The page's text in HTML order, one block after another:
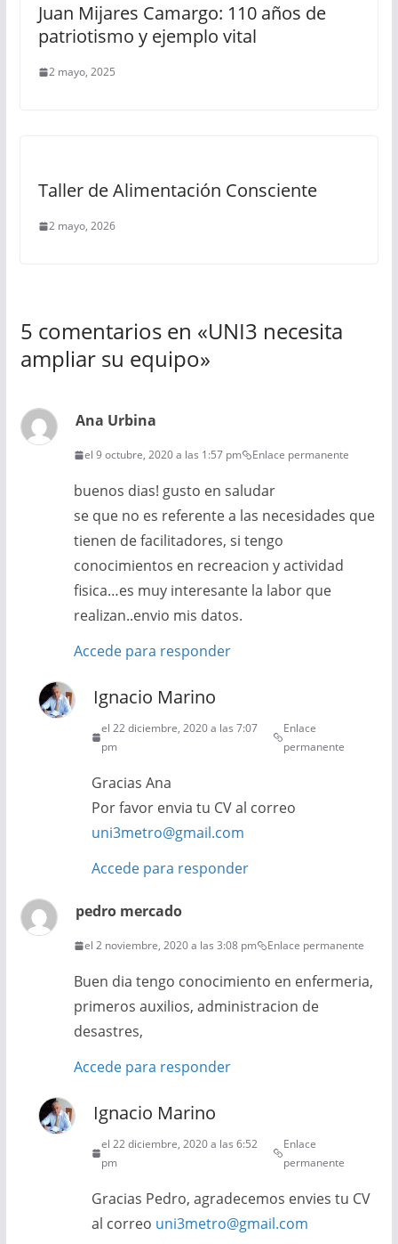
Juan Mijares Camargo: 110 años de
patriotismo y ejemplo vital
2 mayo, 2025
Taller de Alimentación Consciente
2 mayo, 2026
5 comentarios en «UNI3 necesita
ampliar su equipo»
Ana Urbina
el 9 octubre, 2020 a las 1:57 pm Enlace permanente
buenos dias! gusto en saludar
se que no es referente a las necesidades que
tienen de facilitadores, si tengo
conocimientos en recreacion y actividad
fisica…es muy interesante la labor que
realizan..envio mis datos.
Accede para responder
Ignacio Marino
el 22 diciembre, 2020 a las 7:07
pm
Enlace
permanente
Gracias Ana
Por favor envia tu CV al correo
uni3metro@gmail.com
Accede para responder
pedro mercado
el 2 noviembre, 2020 a las 3:08 pm Enlace permanente
Buen dia tengo conocimiento en enfermeria,
primeros auxilios, administracion de
desastres,
Accede para responder
Ignacio Marino
el 22 diciembre, 2020 a las 6:52
pm
Enlace
permanente
Gracias Pedro, agradecemos envies tu CV
al correo uni3metro@gmail.com